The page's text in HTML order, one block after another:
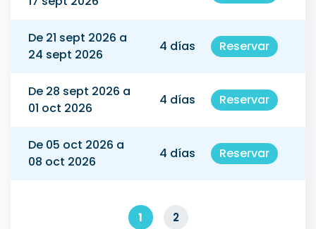
De 21 sept 2026 a
24 sept 2026
4 días Reservar
De 28 sept 2026 a
01 oct 2026
4 días Reservar
De 05 oct 2026 a
08 oct 2026
4 días Reservar
1 2